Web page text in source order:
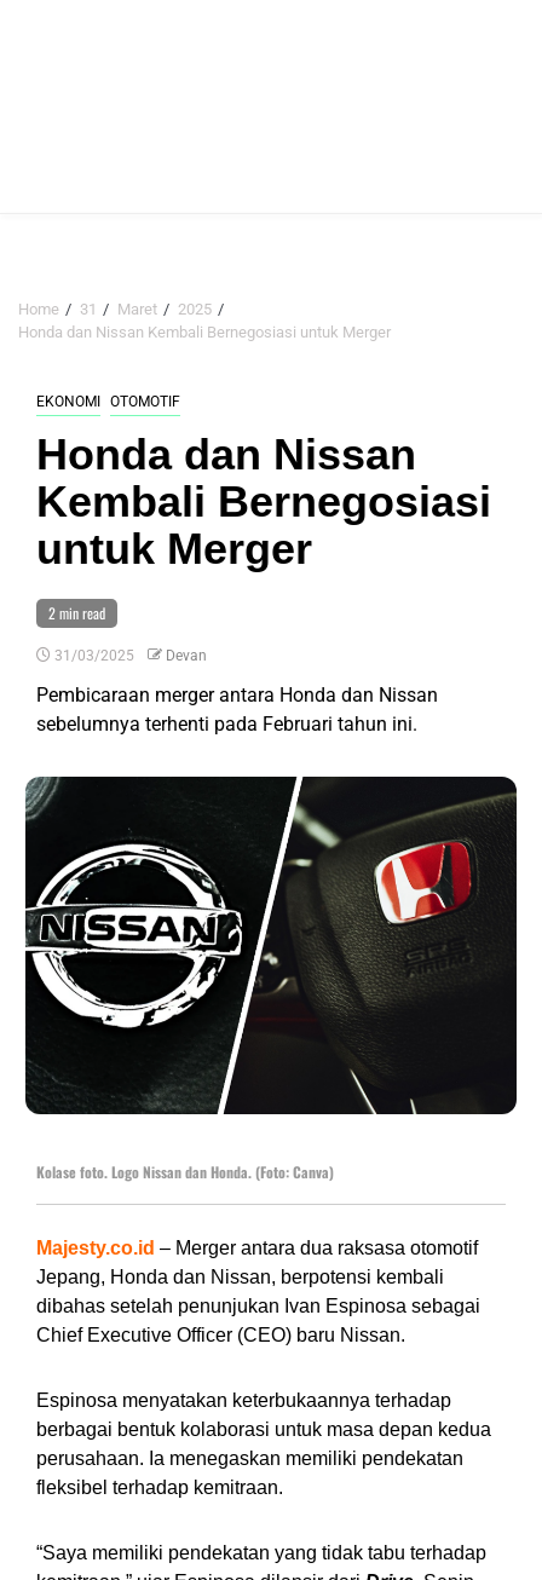
Home 31 Maret
2025
Honda dan Nissan Kembali Bernegosiasi untuk Merger
EKONOMI OTOMOTIF
Honda dan Nissan
Kembali Bernegosiasi
untuk Merger
2 min read
31/03/2025 Devan
Pembicaraan merger antara Honda dan Nissan
sebelumnya terhenti pada Februari tahun ini.
Kolase foto. Logo Nissan dan Honda. (Foto: Canva)
Majesty.co.id – Merger antara dua raksasa otomotif
Jepang, Honda dan Nissan, berpotensi kembali
dibahas setelah penunjukan Ivan Espinosa sebagai
Chief Executive Officer (CEO) baru Nissan.
Espinosa menyatakan keterbukaannya terhadap
berbagai bentuk kolaborasi untuk masa depan kedua
perusahaan. Ia menegaskan memiliki pendekatan
fleksibel terhadap kemitraan.
“Saya memiliki pendekatan yang tidak tabu terhadap